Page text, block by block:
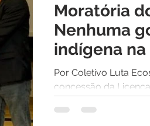
Moratória
Nenhuma
indígena
em Belém!
Por Coletivo Luta
concessão da